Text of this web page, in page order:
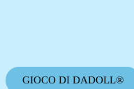
GIOCO DI DADOLL®